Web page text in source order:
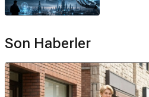
Son Haberler